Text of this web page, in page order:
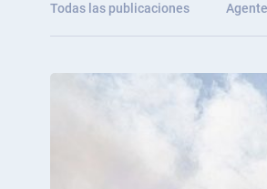
Todas las publicaciones